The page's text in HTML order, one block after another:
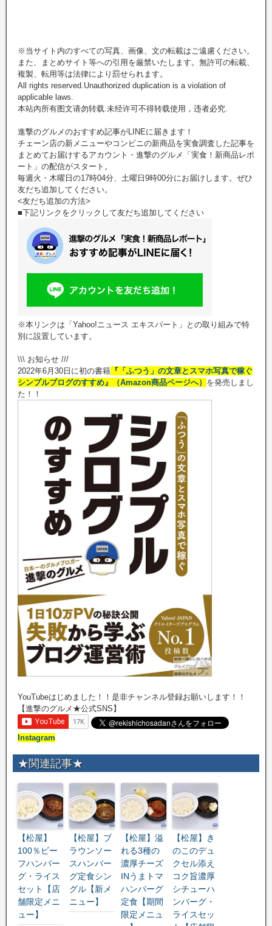
※当サイト内のすべての写真、画像、文の転載はご遠慮ください。
また、まとめサイト等への引用を厳禁いたします。無許可の転載、
複製、転用等は法律により罰せられます。
All rights reserved.Unauthorized duplication is a violation of
applicable laws.
本站內所有图文请勿转载.未经许可不得转载使用，违者必究.
進撃のグルメのおすすめ記事がLINEに届きます！
チェーン店の新メニューやコンビニの新商品を実食調査した記事を
まとめてお届けするアカウント・進撃のグルメ「実食！新商品レポ
ート」の配信がスタート。
毎週火・木曜日の17時04分、土曜日9時00分にお届けします。ぜひ
友だち追加してください。
<友だち追加の方法>
■下記リンクをクリックして友だち追加してください
※本リンクは「Yahoo!ニュース エキスパート」との取り組みで特
別に設置しています。
\\\ お知らせ ///
2022年6月30日に初の書籍 『「ふつう」の文章とスマホ写真で稼ぐ
シンプルブログのすすめ』（Amazon商品ページへ） を発売しまし
た！！
YouTubeはじめました！！是非チャンネル登録お願いします！！
【進撃のグルメ★公式SNS】
Instagram
★関連記事★
【松屋】
100％ビー
フハンバー
グ・ライス
セット【店
舗限定メニ
ュー】
【松屋】ブ
ラウンソー
スハンバー
グ定食シン
グル【新メ
ニュー】
【松屋】溢
れる3種の
濃厚チーズ
INうまトマ
ハンバーグ
定食【期間
限定メニュ
【松屋】き
のこのデュ
クセル添え
コク旨濃厚
シチューハ
ンバーグ・
ライスセッ